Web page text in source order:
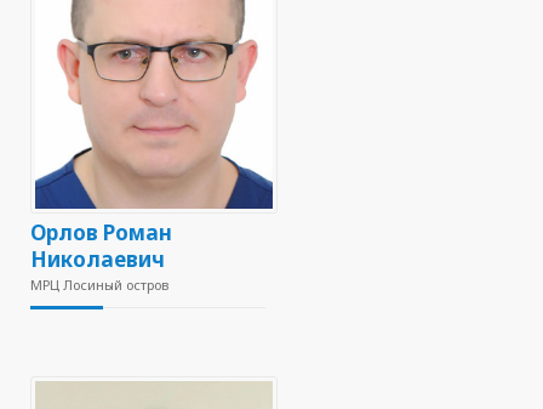
Орлов Роман
Николаевич
МРЦ Лосиный остров